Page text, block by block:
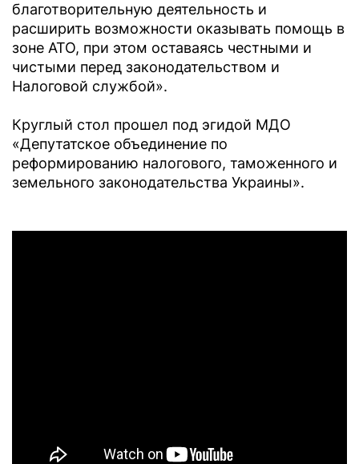
благотворительную деятельность и
расширить возможности оказывать помощь в
зоне АТО, при этом оставаясь честными и
чистыми перед законодательством и
Налоговой службой».
Круглый стол прошел под эгидой МДО
«Депутатское объединение по
реформированию налогового, таможенного и
земельного законодательства Украины».